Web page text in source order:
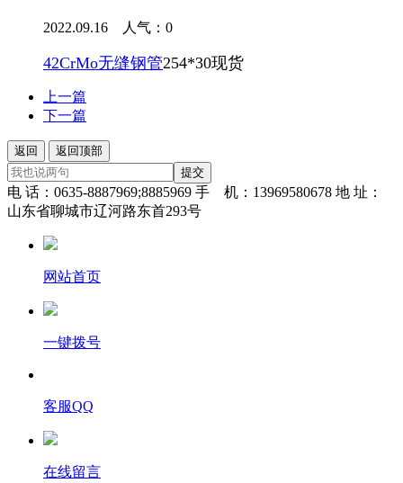
2022.09.16 人气： 0
42CrMo无缝钢管254*30现货
上一篇
下一篇
返回
返回顶部
提交
电 话：0635-8887969;8885969 手 机：13969580678 地 址：
山东省聊城市辽河路东首293号
网站首页
一键拨号
客服QQ
在线留言